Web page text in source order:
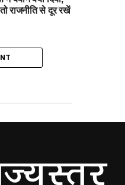
राजनीति से दूर रखें